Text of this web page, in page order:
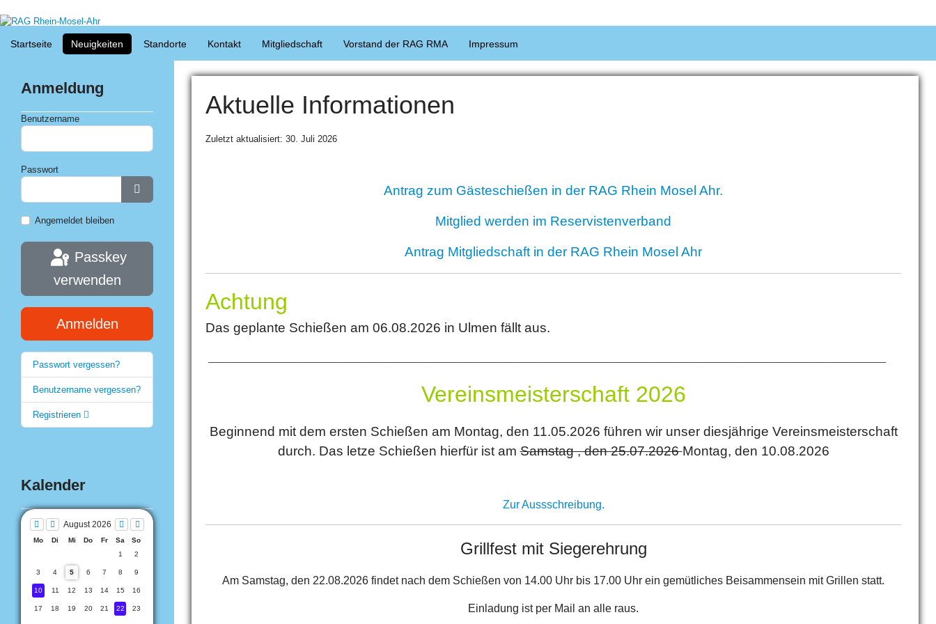
Startseite Neuigkeiten Standorte Kontakt Mitgliedschaft Vorstand der RAG RMA Impressum
Anmeldung
Benutzername
Passwort
Passwort anzeigen
Angemeldet bleiben
verwenden
Anmelden
Passwort vergessen?
Benutzername vergessen?
Registrieren
Kalender
August 2026
Mo Di Mi Do Fr Sa
So
1
2
3 4 5 6 7 8 9
10 11 12 13 14 15 16
17 18 19 20 21 22 23
Aktuelle Informationen
Zuletzt aktualisiert: 30. Juli 2026
Antrag zum Gästeschießen in der RAG Rhein Mosel Ahr.
Mitglied werden im Reservistenverband
Antrag Mitgliedschaft in der RAG Rhein Mosel Ahr
Achtung
Das geplante Schießen am 06.08.2026 in Ulmen fällt aus.
Vereinsmeisterschaft 2026
Beginnend mit dem ersten Schießen am Montag, den 11.05.2026 führen wir unser diesjährige Vereinsmeisterschaft
durch. Das letze Schießen hierfür ist amSamstag , den 25.07.2026Montag, den 10.08.2026
Zur Aussschreibung.
Grillfest mit Siegerehrung
Am Samstag, den 22.08.2026 findet nach dem Schießen von 14.00 Uhr bis 17.00 Uhr ein gemütliches Beisammensein mit Grillen statt.
Einladung ist per Mail an alle raus.